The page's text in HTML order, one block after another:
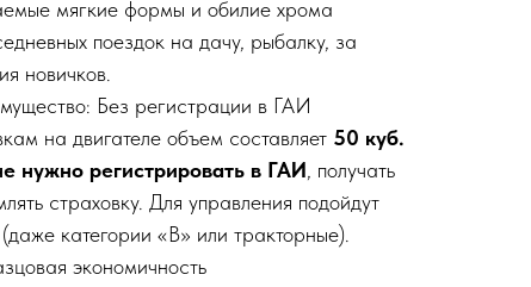
мягкие формы и обилие хрома
поездок на дачу, рыбалку, за
новичков.
Без регистрации в ГАИ
на двигателе объем составляет 50 куб.
нужно регистрировать в ГАИ, получать
страховку. Для управления подойдут
категории «В» или тракторные).
экономичность